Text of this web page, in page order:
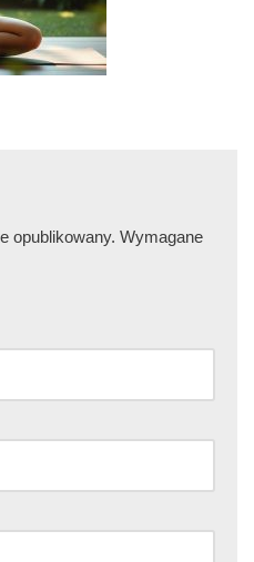
opublikowany. Wymagane